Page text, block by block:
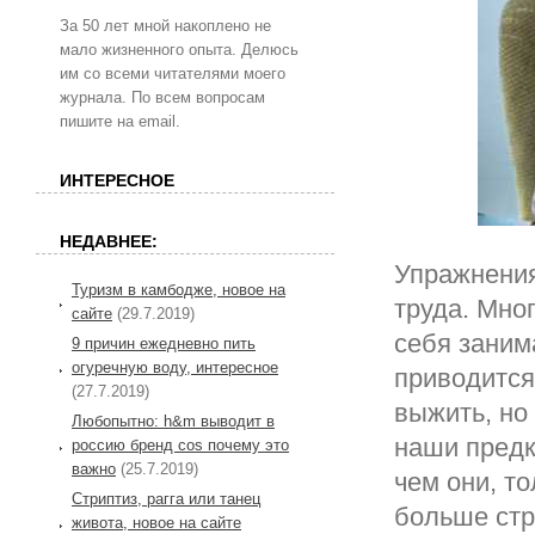
труда.
себя
выжить,
наши
чем они,
больше
За 50 лет мной накоплено не
мало жизненного опыта. Делюсь
им со всеми читателями моего
журнала. По всем вопросам
пишите на email.
ИНТЕРЕСНОЕ
НЕДАВНЕЕ:
Туризм в камбодже, новое на
сайте (29.7.2019)
9 причин ежедневно пить
огуречную воду, интересное
(27.7.2019)
Любопытно: h&m выводит в
россию бренд cos почему это
важно (25.7.2019)
Стриптиз, рагга или танец
живота, новое на сайте